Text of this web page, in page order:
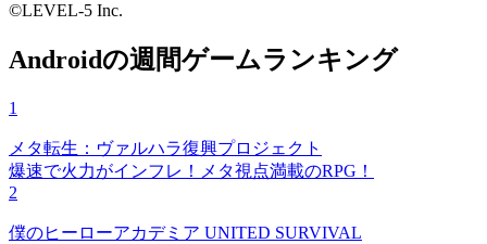
©LEVEL-5 Inc.
Androidの週間ゲームランキング
1
メタ転生：ヴァルハラ復興プロジェクト
爆速で火力がインフレ！メタ視点満載のRPG！
2
僕のヒーローアカデミア UNITED SURVIVAL